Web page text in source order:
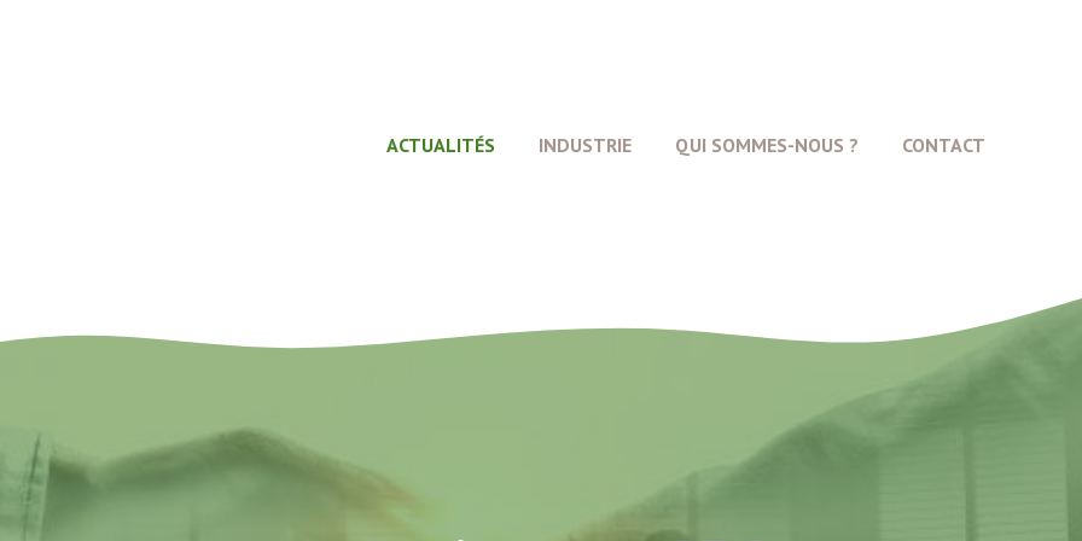
ACTUALITÉS INDUSTRIE QUI SOMMES-NOUS ? CONTACT